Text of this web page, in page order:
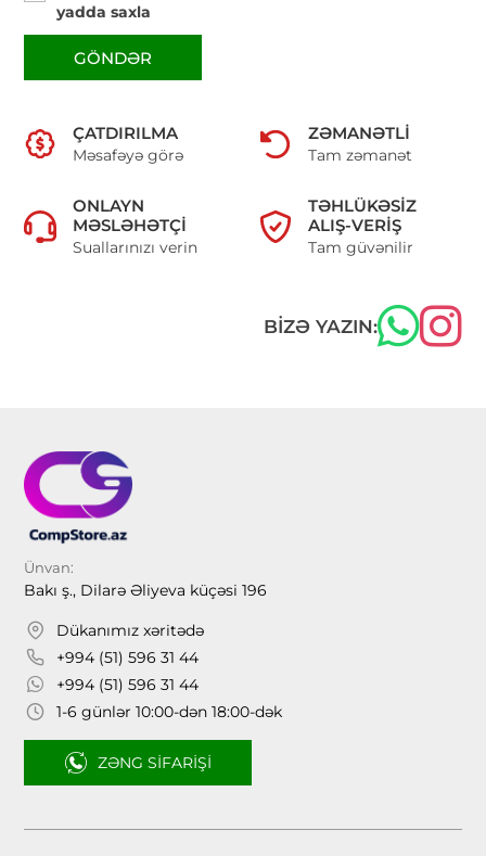
yadda saxla
GÖNDƏR
ÇATDIRILMA
Məsafəyə görə
ZƏMANƏTLI
Tam zəmanət
ONLAYN
MƏSLƏHƏTÇI
Suallarınızı verin
TƏHLÜKƏSIZ
ALIŞ-VERIŞ
Tam güvənilir
BIZƏ YAZIN:
Ünvan:
Bakı ş., Dilarə Əliyeva küçəsi 196
Dükanımız xəritədə
+994 (51) 596 31 44
+994 (51) 596 31 44
1-6 günlər 10:00-dən 18:00-dək
ZƏNG SIFARIŞI